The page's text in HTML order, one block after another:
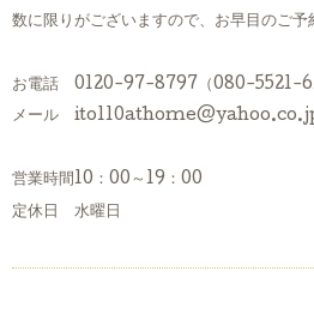
数に限りがございますので、お早目のご
お電話 0120-97-8797（080-5521-
メール
営業時間10：00～19：00
定休日 水曜日